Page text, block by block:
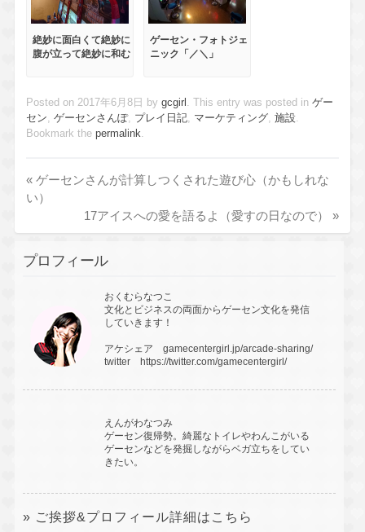
絶妙に面白くて絶妙に
腹が立って絶妙に和む
ゲーセン・フォトジェ
ニック「／＼」
Posted on 2017年6月8日 by gcgirl . This entry was posted in ゲー
セン, ゲーセンさんぽ, プレイ日記, マーケティング, 施設.
Bookmark the permalink.
«ゲーセンさんが計算しつくされた遊び心（かもしれな
い）
17アイスへの愛を語るよ（愛すの日なので）»
プロフィール
おくむらなつこ
文化とビジネスの両面からゲーセン文化を発信
していきます！
アケシェア gamecentergirl.jp/arcade-sharing/
twitter
https://twitter.com/gamecentergirl/
えんがわなつみ
ゲーセン復帰勢。綺麗なトイレやわんこがいる
ゲーセンなどを発掘しながらベガ立ちをしてい
きたい。
» ご挨拶&プロフィール詳細はこちら